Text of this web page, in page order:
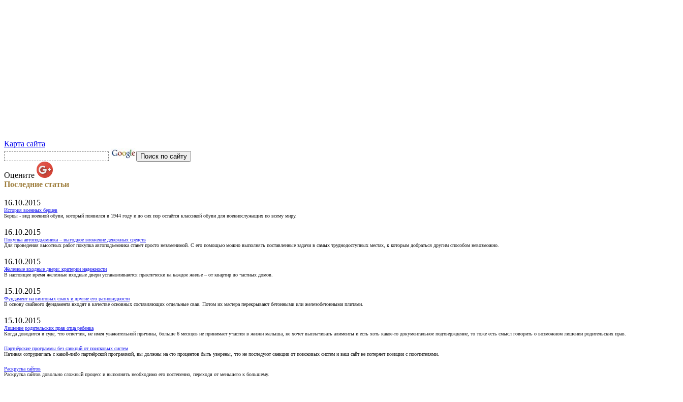
Карта сайта
Оцените
Последние статьи
16.10.2015
История военных берцев
Берцы - вид военной обуви, который появился в 1944 году и до сих пор остаётся классикой обуви для военнослужащих по всему миру.
16.10.2015
Покупка автоподъемника – выгодное вложение денежных средств
Для проведения высотных работ покупка автоподъемника станет просто незаменимой. С его помощью можно выполнять поставленные задачи в самых труднодоступных местах, к которым добраться другим способом невозможно.
16.10.2015
Железные входные двери: критерии надежности
В настоящее время железные входные двери устанавливаются практически на каждое жилье – от квартир до частных домов.
15.10.2015
Фундамент на винтовых сваях и другие его разновидности
В основу свайного фундамента входят в качестве основных составляющих отдельные сваи. Потом их мастера перекрывают бетонными или железобетонными плитами.
15.10.2015
Лишение родительских прав отца ребенка
Когда доводится в суде, что ответчик, не имея уважительной причины, больше 6 месяцев не принимает участия в жизни малыша, не хочет выплачивать алименты и есть хоть какое-то документальное подтверждение, то тоже есть смысл говорить о возможном лишении родительских прав.
Партнёрские программы без санкций от поисковых систем
Начиная сотрудничать с какой-либо партнёрской программой, вы должны на сто процентов быть уверены, что не последуют санкции от поисковых систем и ваш сайт не потеряет позиции с посетителями.
Раскрутка сайтов
Раскрутка сайтов довольно сложный процесс и выполнять необходимо его постепенно, переходя от меньшего к большему.